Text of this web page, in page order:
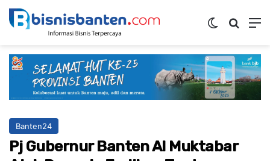
Switch skin
Banten24
Pj Gubernur Banten Al Muktabar